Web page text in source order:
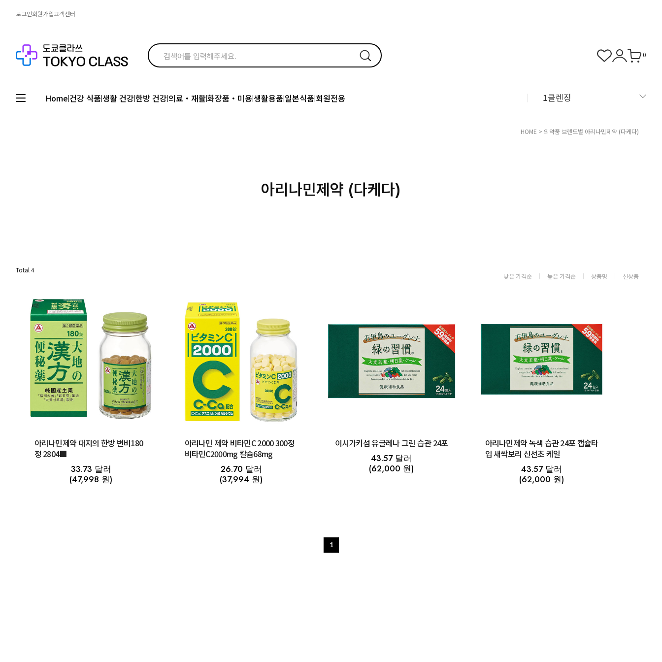
로그인회원가입고객센터
0
Home|건강 식품|생활 건강|한방 건강|의료・재활|화장품・미용|생활용품|일본식품|회원전용 1클렌징
HOME > 의약품 브랜드별 아리나민제약 (다케다)
아리나민제약 (다케다)
Total 4
낮은 가격순 높은 가격순 상품명 신상품
아리나민제약 대지의 한방 변비180
정 2804■
33.73 달러
(47,998 원)
아리나민 제약 비타민C 2000 300정
비타민C2000mg 칼슘68mg
26.70 달러
(37,994 원)
이시가키섬 유글레나 그린 습관 24포
43.57 달러
(62,000 원)
아리나민제약 녹색 습관 24포 캡슐타
입 새싹보리 신선초 케일
43.57 달러
(62,000 원)
1